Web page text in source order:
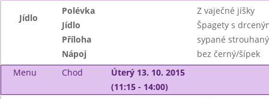
Jídlo
Polévka
Z vaječné jíšky
Jídlo
Špagety s
Příloha
sypané
Nápoj
bez černý/šípek
Menu
Chod
Úterý 13. 10. 2015
(11:15 - 14:00)